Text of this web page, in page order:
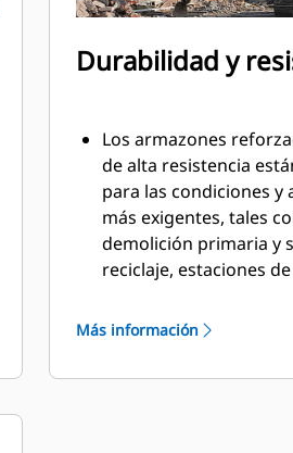
Durabilidad y
Los armazones
de alta resistencia
para las condiciones y
más exigentes, tales
demolición primaria y
reciclaje, estaciones
árboles, construcción
El material se llena y
Más información